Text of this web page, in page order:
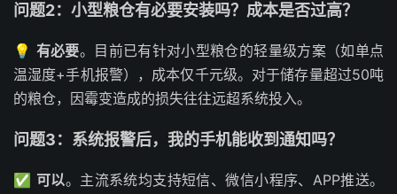
问题2：小型粮仓有必要安装吗？成本是否过高？
💡 有必要。目前已有针对小型粮仓的轻量级方案（如单点
温湿度+手机报警），成本仅千元级。对于储存量超过50吨
的粮仓，因霉变造成的损失往往远超系统投入。
问题3：系统报警后，我的手机能收到通知吗？
✅ 可以。主流系统均支持短信、微信小程序、APP推送。